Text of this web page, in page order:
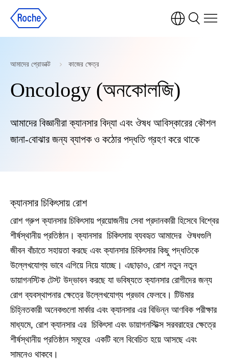
আমাদের প্রোডাক্ট কাজের ক্ষেত্র
Oncology (অনকোলজি)
আমাদের বিজ্ঞানীরা ক্যানসার বিদ্যা এবং ঔষধ আবিস্কারের কৌশল
জানা-বোঝার জন্য ব্যাপক ও কঠোর পদ্ধতি গ্রহণ করে থাকে
ক্যানসার চিকিৎসায় রোশ
রোশ গ্রুপ ক্যানসার চিকিৎসায় প্রয়োজনীয় সেবা প্রদানকারী হিসেবে বিশ্বের
শীর্ষস্থানীয় প্রতিষ্ঠান। ক্যানসার চিকিৎসায় ব্যবহৃত আমাদের ঔষধগুলি
জীবন বাঁচাতে সহায়তা করছে এবং ক্যানসার চিকিৎসার কিছু পদ্ধতিকে
উল্লেখযোগ্য ভাবে এগিয়ে নিয়ে যাচ্ছে। এছাড়াও, রোশ নতুন নতুন
ডায়াগনস্টিক টেস্ট উদ্ভাবন করছে যা ভবিষ্যতে ক্যানসার রোগীদের জন্য
রোগ ব্যবস্থাপনার ক্ষেত্রে উল্লেখযোগ্য প্রভাব ফেলবে। টিউমার
চিহ্নিতকারী অনেকগুলো মার্কার এবং ক্যানসার এর বিভিন্ন আণবিক পরীক্ষার
মাধ্যমে, রোশ ক্যানসার এর চিকিৎসা এবং ডায়াগনস্টিক্স সরবরাহের ক্ষেত্রে
শীর্ষস্থানীয় প্রতিষ্ঠান সমূহের একটি বলে বিবেচিত হয়ে আসছে এবং
সামনেও থাকবে।